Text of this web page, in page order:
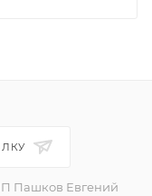
Пашков Евгений